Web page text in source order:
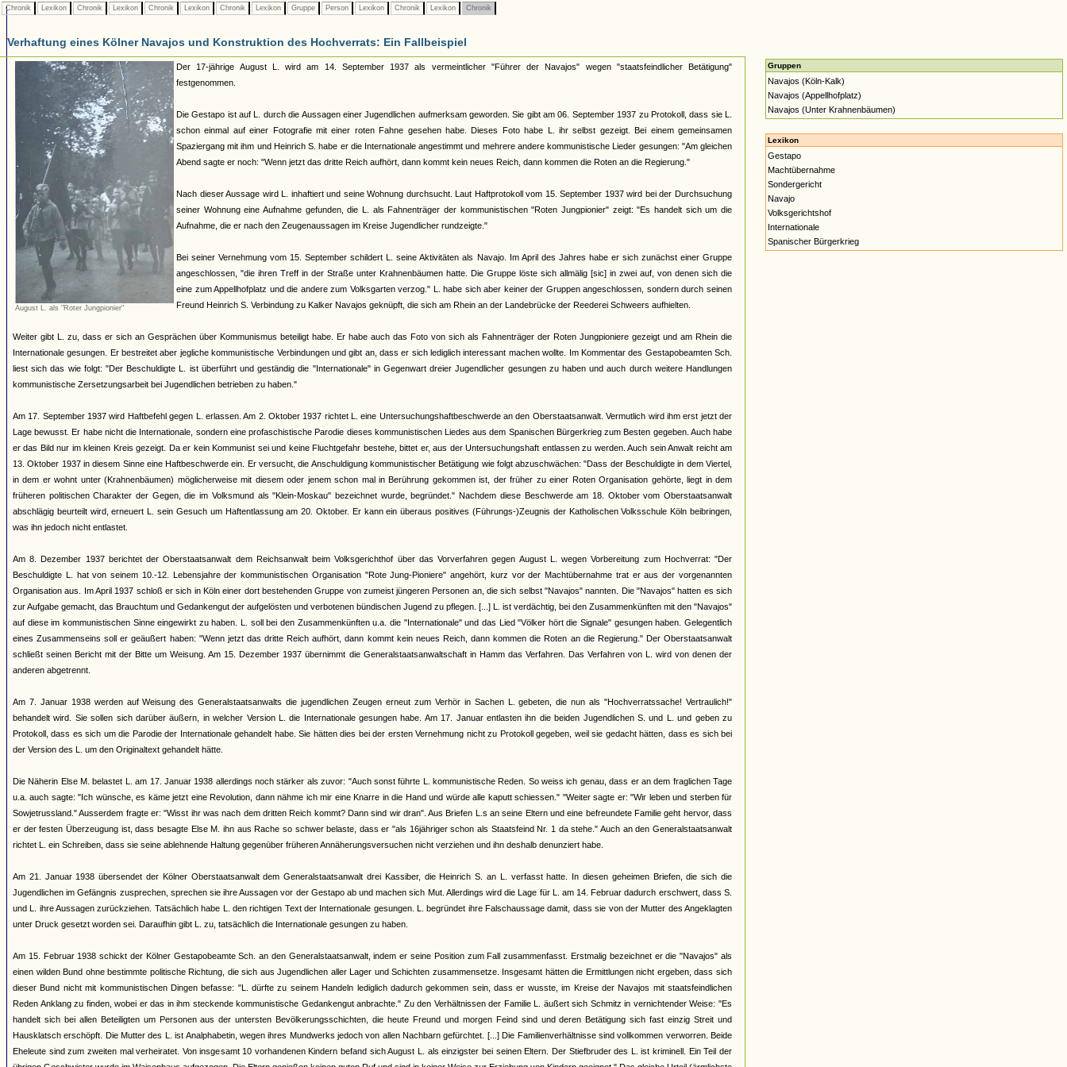
Chronik Lexikon Chronik Lexikon Chronik Lexikon Chronik Lexikon Gruppe Person Lexikon Chronik Lexikon Chronik
Verhaftung eines Kölner Navajos und Konstruktion des Hochverrats: Ein Fallbeispiel
August L. als "Roter Jungpionier"
Der 17-jährige August L. wird am 14. September 1937 als vermeintlicher "Führer der Navajos" wegen "staatsfeindlicher Betätigung"
festgenommen.
Die Gestapo ist auf L. durch die Aussagen einer Jugendlichen aufmerksam geworden. Sie gibt am 06. September 1937 zu Protokoll, dass sie L.
schon einmal auf einer Fotografie mit einer roten Fahne gesehen habe. Dieses Foto habe L. ihr selbst gezeigt. Bei einem gemeinsamen
Spaziergang mit ihm und Heinrich S. habe er die Internationale angestimmt und mehrere andere kommunistische Lieder gesungen: "Am gleichen
Abend sagte er noch: "Wenn jetzt das dritte Reich aufhört, dann kommt kein neues Reich, dann kommen die Roten an die Regierung."
Nach dieser Aussage wird L. inhaftiert und seine Wohnung durchsucht. Laut Haftprotokoll vom 15. September 1937 wird bei der Durchsuchung
seiner Wohnung eine Aufnahme gefunden, die L. als Fahnenträger der kommunistischen "Roten Jungpionier" zeigt: "Es handelt sich um die
Aufnahme, die er nach den Zeugenaussagen im Kreise Jugendlicher rundzeigte."
Bei seiner Vernehmung vom 15. September schildert L. seine Aktivitäten als Navajo. Im April des Jahres habe er sich zunächst einer Gruppe
angeschlossen, "die ihren Treff in der Straße unter Krahnenbäumen hatte. Die Gruppe löste sich allmälig [sic] in zwei auf, von denen sich die
eine zum Appellhofplatz und die andere zum Volksgarten verzog." L. habe sich aber keiner der Gruppen angeschlossen, sondern durch seinen
Freund Heinrich S. Verbindung zu Kalker Navajos geknüpft, die sich am Rhein an der Landebrücke der Reederei Schweers aufhielten.
Weiter gibt L. zu, dass er sich an Gesprächen über Kommunismus beteiligt habe. Er habe auch das Foto von sich als Fahnenträger der Roten Jungpioniere gezeigt und am Rhein die
Internationale gesungen. Er bestreitet aber jegliche kommunistische Verbindungen und gibt an, dass er sich lediglich interessant machen wollte. Im Kommentar des Gestapobeamten Sch.
liest sich das wie folgt: "Der Beschuldigte L. ist überführt und geständig die "Internationale" in Gegenwart dreier Jugendlicher gesungen zu haben und auch durch weitere Handlungen
kommunistische Zersetzungsarbeit bei Jugendlichen betrieben zu haben."
Am 17. September 1937 wird Haftbefehl gegen L. erlassen. Am 2. Oktober 1937 richtet L. eine Untersuchungshaftbeschwerde an den Oberstaatsanwalt. Vermutlich wird ihm erst jetzt der
Lage bewusst. Er habe nicht die Internationale, sondern eine profaschistische Parodie dieses kommunistischen Liedes aus dem Spanischen Bürgerkrieg zum Besten gegeben. Auch habe
er das Bild nur im kleinen Kreis gezeigt. Da er kein Kommunist sei und keine Fluchtgefahr bestehe, bittet er, aus der Untersuchungshaft entlassen zu werden. Auch sein Anwalt reicht am
13. Oktober 1937 in diesem Sinne eine Haftbeschwerde ein. Er versucht, die Anschuldigung kommunistischer Betätigung wie folgt abzuschwächen: "Dass der Beschuldigte in dem Viertel,
in dem er wohnt unter (Krahnenbäumen) möglicherweise mit diesem oder jenem schon mal in Berührung gekommen ist, der früher zu einer Roten Organisation gehörte, liegt in dem
früheren politischen Charakter der Gegen, die im Volksmund als "Klein-Moskau" bezeichnet wurde, begründet." Nachdem diese Beschwerde am 18. Oktober vom Oberstaatsanwalt
abschlägig beurteilt wird, erneuert L. sein Gesuch um Haftentlassung am 20. Oktober. Er kann ein überaus positives (Führungs-)Zeugnis der Katholischen Volksschule Köln beibringen,
was ihn jedoch nicht entlastet.
Am 8. Dezember 1937 berichtet der Oberstaatsanwalt dem Reichsanwalt beim Volksgerichthof über das Vorverfahren gegen August L. wegen Vorbereitung zum Hochverrat: "Der
Beschuldigte L. hat von seinem 10.-12. Lebensjahre der kommunistischen Organisation "Rote Jung-Pioniere" angehört, kurz vor der Machtübernahme trat er aus der vorgenannten
Organisation aus. Im April 1937 schloß er sich in Köln einer dort bestehenden Gruppe von zumeist jüngeren Personen an, die sich selbst "Navajos" nannten. Die "Navajos" hatten es sich
zur Aufgabe gemacht, das Brauchtum und Gedankengut der aufgelösten und verbotenen bündischen Jugend zu pflegen. [...] L. ist verdächtig, bei den Zusammenkünften mit den "Navajos"
auf diese im kommunistischen Sinne eingewirkt zu haben. L. soll bei den Zusammenkünften u.a. die "Internationale" und das Lied "Völker hört die Signale" gesungen haben. Gelegentlich
eines Zusammenseins soll er geäußert haben: "Wenn jetzt das dritte Reich aufhört, dann kommt kein neues Reich, dann kommen die Roten an die Regierung." Der Oberstaatsanwalt
schließt seinen Bericht mit der Bitte um Weisung. Am 15. Dezember 1937 übernimmt die Generalstaatsanwaltschaft in Hamm das Verfahren. Das Verfahren von L. wird von denen der
anderen abgetrennt.
Am 7. Januar 1938 werden auf Weisung des Generalstaatsanwalts die jugendlichen Zeugen erneut zum Verhör in Sachen L. gebeten, die nun als "Hochverratssache! Vertraulich!"
behandelt wird. Sie sollen sich darüber äußern, in welcher Version L. die Internationale gesungen habe. Am 17. Januar entlasten ihn die beiden Jugendlichen S. und L. und geben zu
Protokoll, dass es sich um die Parodie der Internationale gehandelt habe. Sie hätten dies bei der ersten Vernehmung nicht zu Protokoll gegeben, weil sie gedacht hätten, dass es sich bei
der Version des L. um den Originaltext gehandelt hätte.
Die Näherin Else M. belastet L. am 17. Januar 1938 allerdings noch stärker als zuvor: "Auch sonst führte L. kommunistische Reden. So weiss ich genau, dass er an dem fraglichen Tage
u.a. auch sagte: "Ich wünsche, es käme jetzt eine Revolution, dann nähme ich mir eine Knarre in die Hand und würde alle kaputt schiessen." "Weiter sagte er: "Wir leben und sterben für
Sowjetrussland." Ausserdem fragte er: "Wisst ihr was nach dem dritten Reich kommt? Dann sind wir dran". Aus Briefen L.s an seine Eltern und eine befreundete Familie geht hervor, dass
er der festen Überzeugung ist, dass besagte Else M. ihn aus Rache so schwer belaste, dass er "als 16jähriger schon als Staatsfeind Nr. 1 da stehe." Auch an den Generalstaatsanwalt
richtet L. ein Schreiben, dass sie seine ablehnende Haltung gegenüber früheren Annäherungsversuchen nicht verziehen und ihn deshalb denunziert habe.
Am 21. Januar 1938 übersendet der Kölner Oberstaatsanwalt dem Generalstaatsanwalt drei Kassiber, die Heinrich S. an L. verfasst hatte. In diesen geheimen Briefen, die sich die
Jugendlichen im Gefängnis zusprechen, sprechen sie ihre Aussagen vor der Gestapo ab und machen sich Mut. Allerdings wird die Lage für L. am 14. Februar dadurch erschwert, dass S.
und L. ihre Aussagen zurückziehen. Tatsächlich habe L. den richtigen Text der Internationale gesungen. L. begründet ihre Falschaussage damit, dass sie von der Mutter des Angeklagten
unter Druck gesetzt worden sei. Daraufhin gibt L. zu, tatsächlich die Internationale gesungen zu haben.
Am 15. Februar 1938 schickt der Kölner Gestapobeamte Sch. an den Generalstaatsanwalt, indem er seine Position zum Fall zusammenfasst. Erstmalig bezeichnet er die "Navajos" als
einen wilden Bund ohne bestimmte politische Richtung, die sich aus Jugendlichen aller Lager und Schichten zusammensetze. Insgesamt hätten die Ermittlungen nicht ergeben, dass sich
dieser Bund nicht mit kommunistischen Dingen befasse: "L. dürfte zu seinem Handeln lediglich dadurch gekommen sein, dass er wusste, im Kreise der Navajos mit staatsfeindlichen
Reden Anklang zu finden, wobei er das in ihm steckende kommunistische Gedankengut anbrachte." Zu den Verhältnissen der Familie L. äußert sich Schmitz in vernichtender Weise: "Es
handelt sich bei allen Beteiligten um Personen aus der untersten Bevölkerungsschichten, die heute Freund und morgen Feind sind und deren Betätigung sich fast einzig Streit und
Hausklatsch erschöpft. Die Mutter des L. ist Analphabetin, wegen ihres Mundwerks jedoch von allen Nachbarn gefürchtet. [...] Die Familienverhältnisse sind vollkommen verworren. Beide
Eheleute sind zum zweiten mal verheiratet. Von insgesamt 10 vorhandenen Kindern befand sich August L. als einzigster bei seinen Eltern. Der Stiefbruder des L. ist kriminell. Ein Teil der
Gruppen
Navajos (Köln-Kalk)
Navajos (Appellhofplatz)
Navajos (Unter Krahnenbäumen)
Lexikon
Gestapo
Machtübernahme
Sondergericht
Navajo
Volksgerichtshof
Internationale
Spanischer Bürgerkrieg